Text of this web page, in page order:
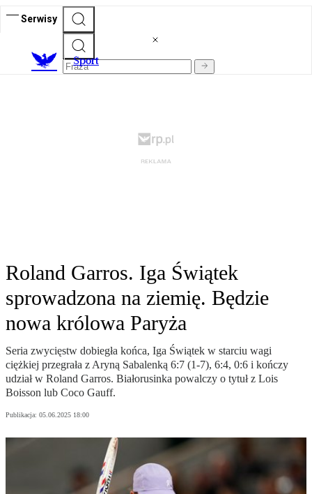
Serwisy
Sport
Roland Garros. Iga Świątek
sprowadzona na ziemię. Będzie
nowa królowa Paryża
Seria zwycięstw dobiegła końca, Iga Świątek w starciu wagi
ciężkiej przegrała z Aryną Sabalenką 6:7 (1-7), 6:4, 0:6 i kończy
udział w Roland Garros. Białorusinka powalczy o tytuł z Lois
Boisson lub Coco Gauff.
Publikacja: 05.06.2025 18:00